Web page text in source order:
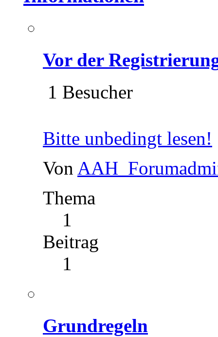
Vor der
1 Besucher
Bitte unbedingt lesen!
Von
Thema
1
Beitrag
1
Grundregeln